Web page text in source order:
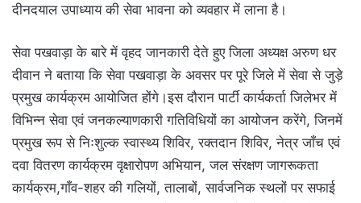
दीनदयाल उपाध्याय की सेवा भावना को व्यवहार में लाना है।
सेवा पखवाड़ा के बारे में वृहद जानकारी देते हुए जिला अध्यक्ष अरुण धर
दीवान ने बताया कि सेवा पखवाड़ा के अवसर पर पूरे जिले में सेवा से जुड़े
प्रमुख कार्यक्रम आयोजित होंगे।इस दौरान पार्टी कार्यकर्ता जिलेभर में
विभिन्न सेवा एवं जनकल्याणकारी गतिविधियों का आयोजन करेंगे, जिनमें
प्रमुख रूप से निःशुल्क स्वास्थ्य शिविर, रक्तदान शिविर, नेत्र जाँच एवं
दवा वितरण कार्यक्रम वृक्षारोपण अभियान, जल संरक्षण जागरूकता
कार्यक्रम,गाँव-शहर की गलियों, तालाबों, सार्वजनिक स्थलों पर सफाई